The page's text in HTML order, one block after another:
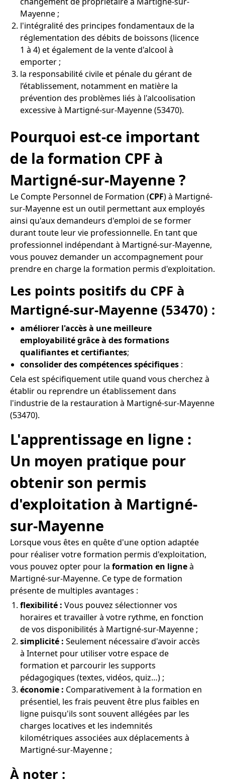
Mayenne ;
l'intégralité des principes fondamentaux de la
réglementation des débits de boissons (licence
1 à 4) et également de la vente d'alcool à
emporter ;
la responsabilité civile et pénale du gérant de
l’établissement, notamment en matière la
prévention des problèmes liés à l'alcoolisation
excessive à Martigné-sur-Mayenne (53470).
Pourquoi est-ce important
de la formation CPF à
Martigné-sur-Mayenne ?
Le Compte Personnel de Formation (CPF) à Martigné-
sur-Mayenne est un outil permettant aux employés
ainsi qu'aux demandeurs d'emploi de se former
durant toute leur vie professionnelle. En tant que
professionnel indépendant à Martigné-sur-Mayenne,
vous pouvez demander un accompagnement pour
prendre en charge la formation permis d'exploitation.
Les points positifs du CPF à
Martigné-sur-Mayenne (53470) :
améliorer l'accès à une meilleure
employabilité grâce à des formations
qualifiantes et certifiantes;
consolider des compétences spécifiques :
Cela est spécifiquement utile quand vous cherchez à
établir ou reprendre un établissement dans
l'industrie de la restauration à Martigné-sur-Mayenne
(53470).
L'apprentissage en ligne :
Un moyen pratique pour
obtenir son permis
d'exploitation à Martigné-
sur-Mayenne
Lorsque vous êtes en quête d'une option adaptée
pour réaliser votre formation permis d'exploitation,
vous pouvez opter pour la formation en ligneà
Martigné-sur-Mayenne. Ce type de formation
présente de multiples avantages :
flexibilité : Vous pouvez sélectionner vos
horaires et travailler à votre rythme, en fonction
de vos disponibilités à Martigné-sur-Mayenne ;
simplicité : Seulement nécessaire d'avoir accès
à Internet pour utiliser votre espace de
formation et parcourir les supports
pédagogiques (textes, vidéos, quiz…) ;
économie : Comparativement à la formation en
présentiel, les frais peuvent être plus faibles en
ligne puisqu'ils sont souvent allégées par les
charges locatives et les indemnités
kilométriques associées aux déplacements à
Martigné-sur-Mayenne ;
À noter :